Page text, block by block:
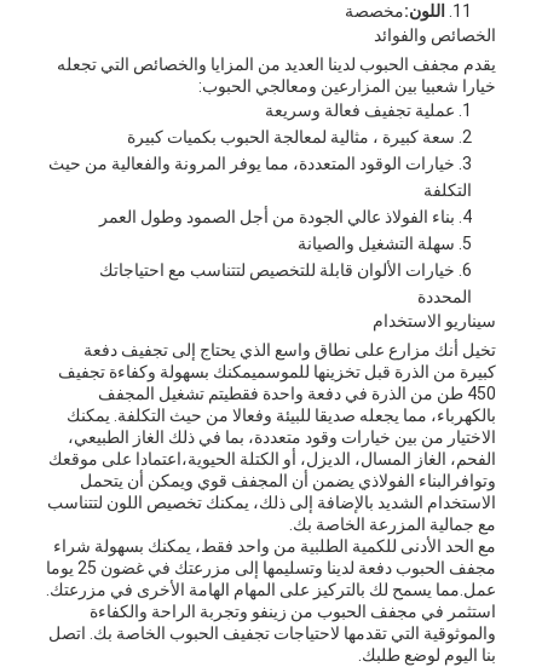
اللون:مخصصة
الخصائص والفوائد
يقدم مجفف الحبوب لدينا العديد من المزايا والخصائص التي تجعله
خيارا شعبيا بين المزارعين ومعالجي الحبوب:
عملية تجفيف فعالة وسريعة
سعة كبيرة ، مثالية لمعالجة الحبوب بكميات كبيرة
خيارات الوقود المتعددة، مما يوفر المرونة والفعالية من حيث
التكلفة
بناء الفولاذ عالي الجودة من أجل الصمود وطول العمر
سهلة التشغيل والصيانة
خيارات الألوان قابلة للتخصيص لتتناسب مع احتياجاتك
المحددة
سيناريو الاستخدام
تخيل أنك مزارع على نطاق واسع الذي يحتاج إلى تجفيف دفعة
كبيرة من الذرة قبل تخزينها للموسميمكنك بسهولة وكفاءة تجفيف
450 طن من الذرة في دفعة واحدة فقطيتم تشغيل المجفف
بالكهرباء، مما يجعله صديقا للبيئة وفعالا من حيث التكلفة. يمكنك
الاختيار من بين خيارات وقود متعددة، بما في ذلك الغاز الطبيعي،
الفحم، الغاز المسال، الديزل، أو الكتلة الحيوية،اعتمادا على موقعك
وتوافرالبناء الفولاذي يضمن أن المجفف قوي ويمكن أن يتحمل
الاستخدام الشديد بالإضافة إلى ذلك، يمكنك تخصيص اللون لتتناسب
مع جمالية المزرعة الخاصة بك.
مع الحد الأدنى للكمية الطلبية من واحد فقط، يمكنك بسهولة شراء
مجفف الحبوب دفعة لدينا وتسليمها إلى مزرعتك في غضون 25 يوما
عمل.مما يسمح لك بالتركيز على المهام الهامة الأخرى في مزرعتك.
استثمر في مجفف الحبوب من زينفو وتجربة الراحة والكفاءة
والموثوقية التي تقدمها لاحتياجات تجفيف الحبوب الخاصة بك. اتصل
بنا اليوم لوضع طلبك.